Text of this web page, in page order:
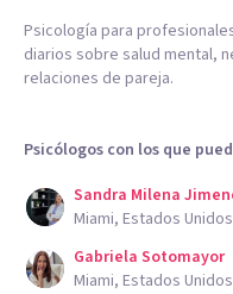
Psicología para
diarios sobre salud mental,
relaciones de pareja.
Psicólogos con los que
Sandra Milena
Miami, Estados
Gabriela Sotomayor
Miami, Estados